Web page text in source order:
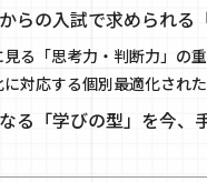
らの入試で求められる
る「思考力・判断力」の
対応する個別最適化され
る「学びの型」を今、